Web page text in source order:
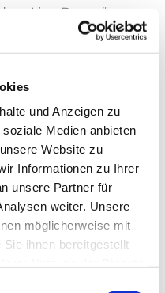
und Anzeigen zu
Medien anbieten
Website zu
Informationen zu Ihrer
unsere Partner für
weiter. Unsere
möglicherweise mit
ihnen bereitgestellt
Line Dance“ –
man bei uns
unterschiedlichen
dabei: Pop, Rock,
Country und vieles
bis 21:30 Uhr in
–
Schäfer
unverbindlich